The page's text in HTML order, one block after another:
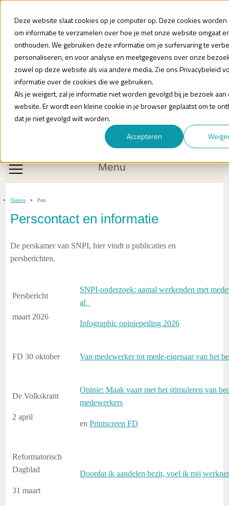
Deze website slaat cookies op je computer op. Deze cookies
om informatie te verzamelen over hoe je met onze website omgaat
onthouden. We gebruiken deze informatie om je surfervaring te
personaliseren, en voor analyse en meetgegevens over onze
zowel op deze website als via andere media. Zie ons Privacybeleid
informatie over de cookies die we gebruiken.
Als je weigert, zal je informatie niet worden gevolgd bij je bezoek aan
website. Er wordt een kleine cookie in je browser geplaatst om te
dat je niet gevolgd wilt worden.
Accepteren
Heb je vragen?
Plan een (online) afspraak in
Menu
Nieuws Pers
Perscontact en informatie
De perskamer van SNPI, hier vindt u publicaties en
persberichten.
Persbericht
maart 2026
SNPI-onderzoek:aantal werkenden met
af
Infographic opiniepeiling 2026
FD 30 oktober Van medewerker tot mede-eigenaar van het
De Volkskrant
2 april
Opinie: Maak vaart met het stimuleren van
medewerkers
enPrintscreen FD
Reformatorisch
Dagblad
31 maart
Doordat ik aandelen bezit, voel ik mij